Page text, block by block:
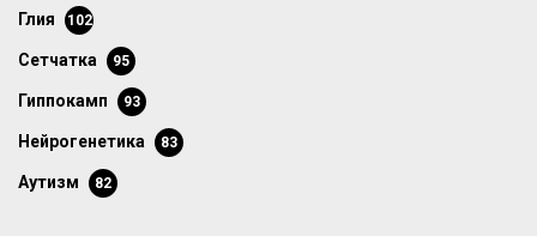
глия 102
сетчатка 95
гиппокамп 93
нейрогенетика 83
аутизм 82